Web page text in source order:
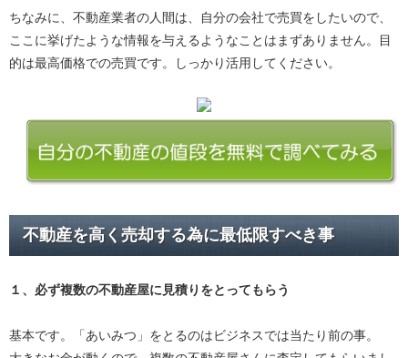
ちなみに、不動産業者の人間は、自分の会社で売買をしたいので、
ここに挙げたような情報を与えるようなことはまずありません。目
的は最高価格での売買です。しっかり活用してください。
不動産を高く売却する為に最低限すべき事
１、必ず複数の不動産屋に見積り をとってもらう
基本です。「あいみつ」をとるのはビジネスでは当たり前の事。